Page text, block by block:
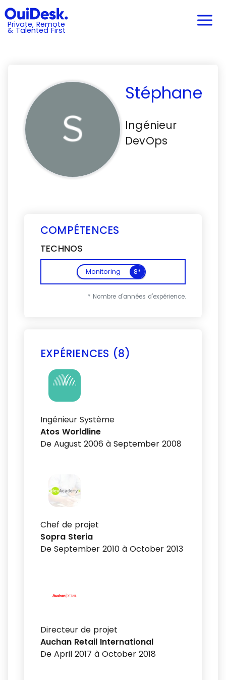
Private, Remote
& Talented First
Stéphane
Ingénieur
DevOps
COMPÉTENCES
TECHNOS
Monitoring 8*
* Nombre d'années d'expérience.
EXPÉRIENCES (8)
Ingénieur Système
Atos Worldline
De August 2006 à September 2008
Chef de projet
Sopra Steria
De September 2010 à October 2013
Directeur de projet
Auchan Retail International
De April 2017 à October 2018